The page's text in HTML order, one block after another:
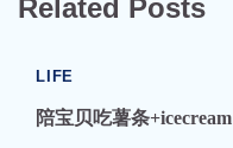
Related Posts
LIFE
陪宝贝吃薯条+icecream